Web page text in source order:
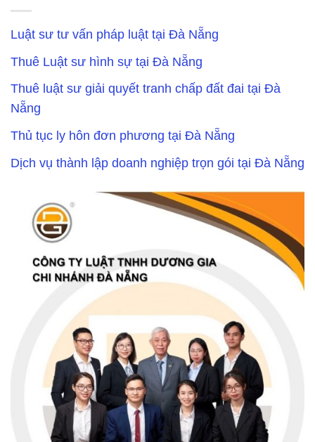
Luật sư tư vấn pháp luật tại Đà Nẵng
Thuê Luật sư hình sự tại Đà Nẵng
Thuê luật sư giải quyết tranh chấp đất đai tại Đà
Nẵng
Thủ tục ly hôn đơn phương tại Đà Nẵng
Dịch vụ thành lập doanh nghiệp trọn gói tại Đà Nẵng